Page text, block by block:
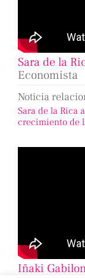
Sara de la
Economista
Noticia
Sara de la Rica
crecimiento de
Iñaki